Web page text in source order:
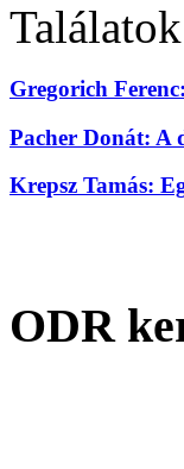
Gregorich
Pacher Donát: A
Krepsz Tamás:
ODR